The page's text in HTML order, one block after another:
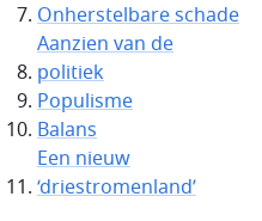
Onherstelbare schade
Aanzien van de
politiek
Populisme
Balans
Een nieuw
‘driestromenland’